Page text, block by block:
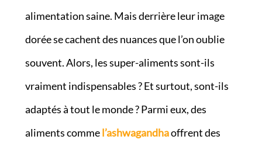
alimentation saine. Mais derrière leur image
dorée se cachent des nuances que l’on oublie
souvent. Alors, les super-aliments sont-ils
vraiment indispensables ? Et surtout, sont-ils
adaptés à tout le monde ? Parmi eux, des
aliments commel’ashwagandhaoffrent des